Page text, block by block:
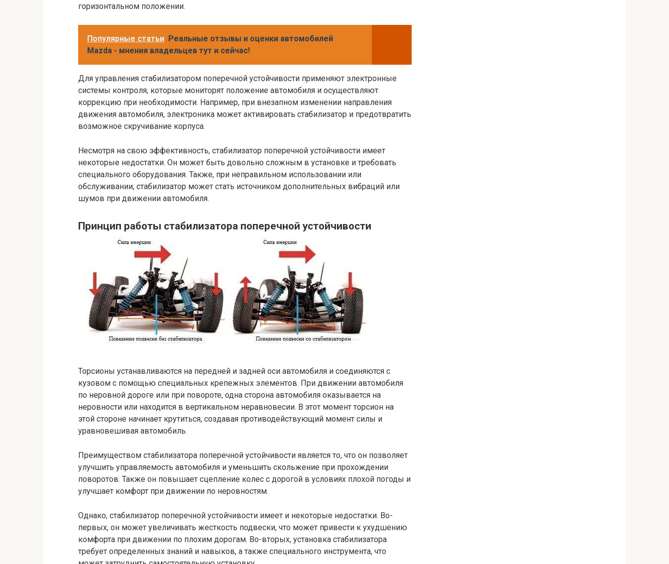
горизонтальном положении.
Популярные статьи Реальные отзывы и оценки автомобилей
Mazda - мнения владельцев тут и сейчас!
Для управления стабилизатором поперечной устойчивости применяют электронные
системы контроля, которые мониторят положение автомобиля и осуществляют
коррекцию при необходимости. Например, при внезапном изменении направления
движения автомобиля, электроника может активировать стабилизатор и предотвратить
возможное скручивание корпуса.
Несмотря на свою эффективность, стабилизатор поперечной устойчивости имеет
некоторые недостатки. Он может быть довольно сложным в установке и требовать
специального оборудования. Также, при неправильном использовании или
обслуживании, стабилизатор может стать источником дополнительных вибраций или
шумов при движении автомобиля.
Принцип работы стабилизатора поперечной устойчивости
Торсионы устанавливаются на передней и задней оси автомобиля и соединяются с
кузовом с помощью специальных крепежных элементов. При движении автомобиля
по неровной дороге или при повороте, одна сторона автомобиля оказывается на
неровности или находится в вертикальном неравновесии. В этот момент торсион на
этой стороне начинает крутиться, создавая противодействующий момент силы и
уравновешивая автомобиль.
Преимуществом стабилизатора поперечной устойчивости является то, что он позволяет
улучшить управляемость автомобиля и уменьшить скольжение при прохождении
поворотов. Также он повышает сцепление колес с дорогой в условиях плохой погоды и
улучшает комфорт при движении по неровностям.
Однако, стабилизатор поперечной устойчивости имеет и некоторые недостатки. Во-
первых, он может увеличивать жесткость подвески, что может привести к ухудшению
комфорта при движении по плохим дорогам. Во-вторых, установка стабилизатора
требует определенных знаний и навыков, а также специального инструмента, что